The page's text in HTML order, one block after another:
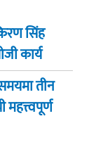
सिंह
कार्य
तीन